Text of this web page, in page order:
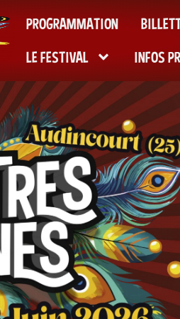
PROGRAMMATION
LE FESTIVAL
INFOS